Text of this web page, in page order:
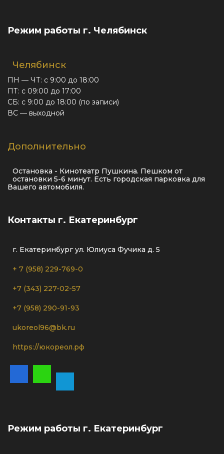
Режим работы г. Челябинск
Челябинск
ПН — ЧТ: с 9:00 до 18:00
ПТ: с 09:00 до 17:00
СБ: с 9:00 до 18:00 (по записи)
ВС — выходной
Дополнительно
Остановка - Кинотеатр Пушкина. Пешком от
остановки 5-6 минут. Есть городская парковка для
Вашего автомобиля.
Контакты г. Екатеринбург
г. Екатеринбург ул. Юлиуса Фучика д. 5
+ 7 (958) 229-769-0
+7 (343) 227-02-57
+7 (958) 290-91-93
ukoreol96@bk.ru
https://юкореол.рф
Режим работы г. Екатеринбург